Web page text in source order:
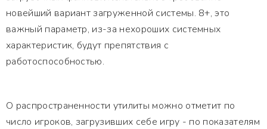
новейший вариант загруженной системы. 8+, это
важный параметр, из-за нехороших системных
характеристик, будут препятствия с
работоспособностью.
О распространенности утилиты можно отметит по
число игроков, загрузивших себе игру - по показателям